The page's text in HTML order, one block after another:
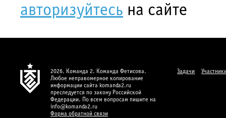
авторизуйтесь на сайте
2026. Команда 2. Команда Фетисова.
Любое неправомерное копирование
информации сайта komanda2.ru
преследуется по закону Российской
Федерации. По всем вопросам пишите на
info@komanda2.ru
Форма обратной связи
Задачи